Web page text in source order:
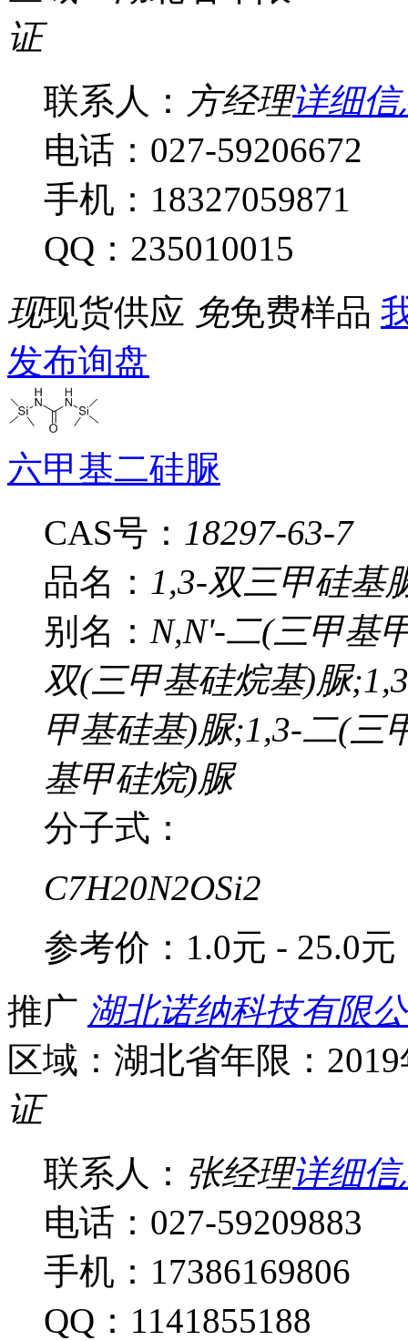
证
联系人： 方经理详细信
电话：027-59206672
手机：18327059871
QQ：235010015
现现货供应 免免费样品
发布询盘
六甲基二硅脲
CAS号： 18297-63-7
品名： 1,3-双三甲硅基
别名： N,N'-二(三甲基
双(三甲基硅烷基)脲
甲基硅基)脲;1,3-二(三
基甲硅烷)脲
分子式：
C7H20N2OSi2
参考价： 1.0元 - 25.0元
推广 湖北诺纳科技有限
区域：湖北省年限：
证
联系人： 张经理详细信
电话：027-59209883
手机：17386169806
QQ：1141855188